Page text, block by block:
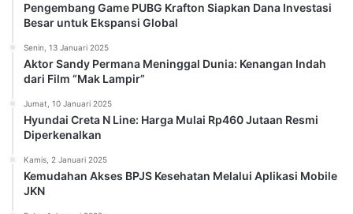
Pengembang Game PUBG Krafton Siapkan Dana Investasi
Besar untuk Ekspansi Global
Senin, 13 Januari 2025
Aktor Sandy Permana Meninggal Dunia: Kenangan Indah
dari Film “Mak Lampir”
Jumat, 10 Januari 2025
Hyundai Creta N Line: Harga Mulai Rp460 Jutaan Resmi
Diperkenalkan
Kamis, 2 Januari 2025
Kemudahan Akses BPJS Kesehatan Melalui Aplikasi Mobile
JKN